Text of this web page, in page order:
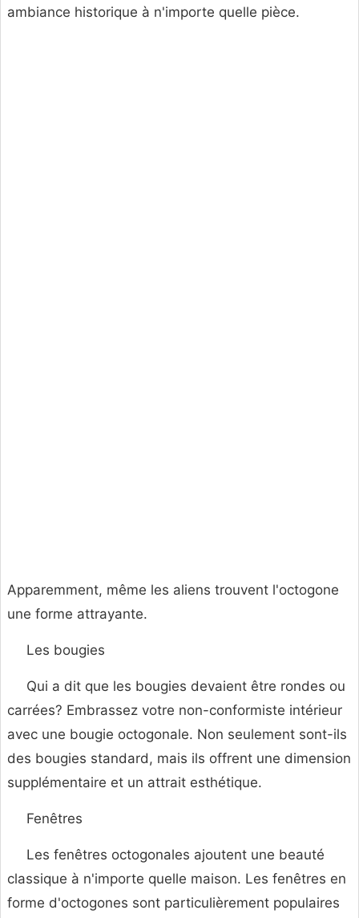
ambiance historique à n'importe quelle pièce.
Apparemment, même les aliens trouvent l'octogone
une forme attrayante.
Les bougies
Qui a dit que les bougies devaient être rondes ou
carrées? Embrassez votre non-conformiste intérieur
avec une bougie octogonale. Non seulement sont-ils
des bougies standard, mais ils offrent une dimension
supplémentaire et un attrait esthétique.
Fenêtres
Les fenêtres octogonales ajoutent une beauté
classique à n'importe quelle maison. Les fenêtres en
forme d'octogones sont particulièrement populaires